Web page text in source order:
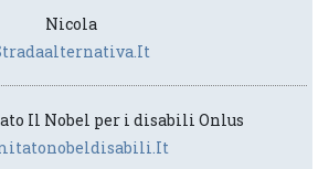
Nicola
Il Nobel per i disabili Onlus